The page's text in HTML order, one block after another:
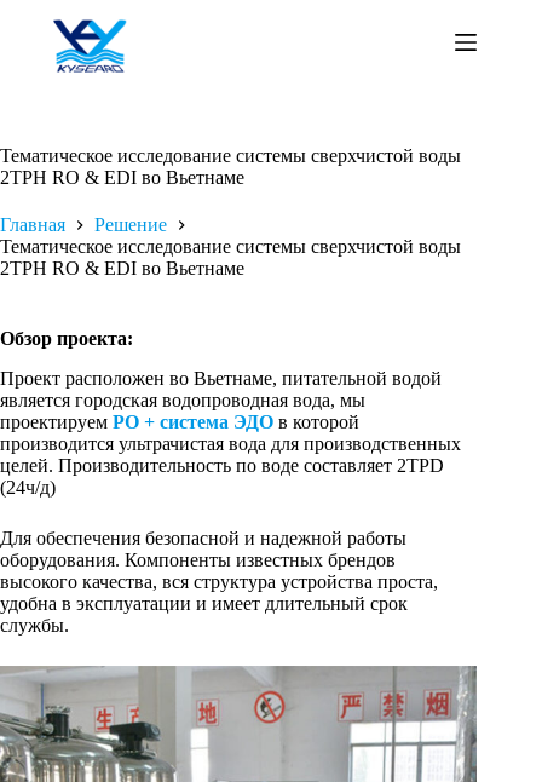
Тематическое исследование системы сверхчистой воды
2TPH RO & EDI во Вьетнаме
Главная
Решение
Тематическое исследование системы сверхчистой воды
2TPH RO & EDI во Вьетнаме
Обзор проекта:
Проект расположен во Вьетнаме, питательной водой
является городская водопроводная вода, мы
проектируем РО + система ЭДО в которой
производится ультрачистая вода для производственных
целей. Производительность по воде составляет 2TPD
(24ч/д)
Для обеспечения безопасной и надежной работы
оборудования. Компоненты известных брендов
высокого качества, вся структура устройства проста,
удобна в эксплуатации и имеет длительный срок
службы.